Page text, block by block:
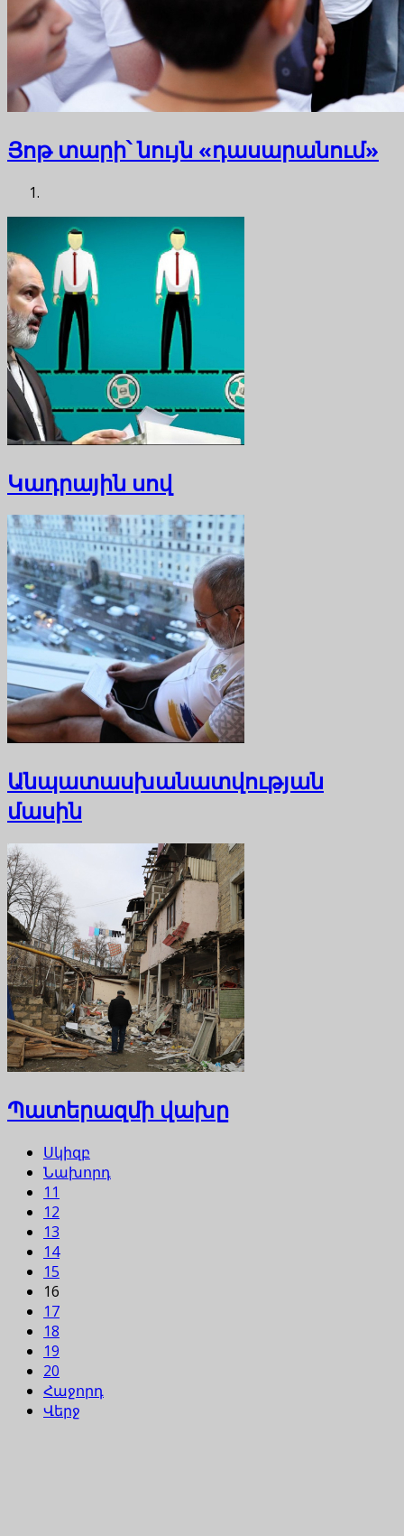
Յոթ տարի՝ նույն «դասարանում»
Կադրային սով
Անպատասխանատվության
մասին
Պատերազմի վախը
Սկիզբ
Նախորդ
11
12
13
14
15
16
17
18
19
20
Հաջորդ
Վերջ